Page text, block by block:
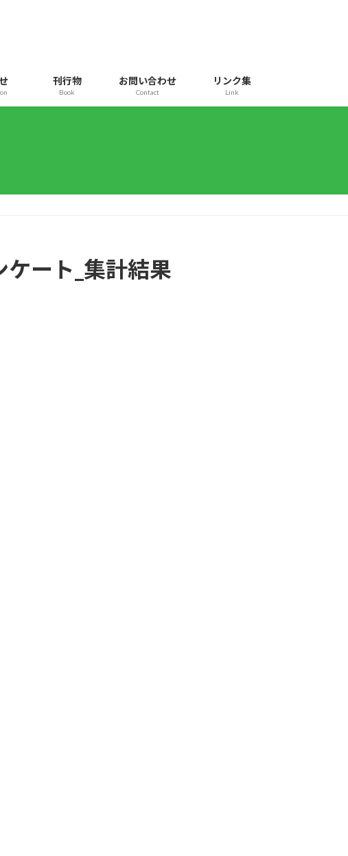
刊行物
Book
お問い合わせ
Contact
リンク集
Link
ケート_集計結果